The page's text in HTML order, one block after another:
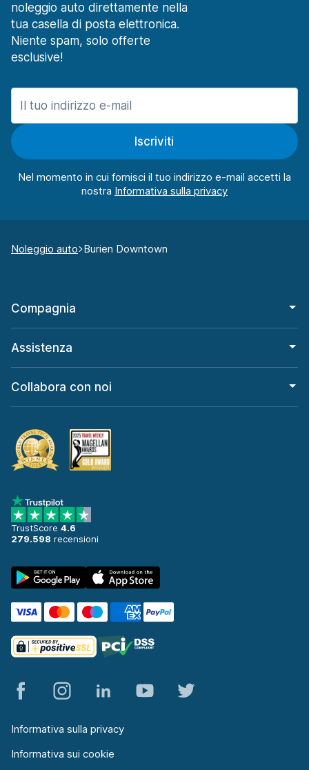
noleggio auto direttamente nella
tua casella di posta elettronica.
Niente spam, solo offerte
esclusive!
Iscriviti
Nel momento in cui fornisci il tuo indirizzo e-mail accetti la
nostra
Noleggio auto Burien Downtown
Compagnia
Assistenza
Collabora con noi
TrustScore 4.6
279.598 recensioni
Informativa sulla privacy
Informativa sui cookie